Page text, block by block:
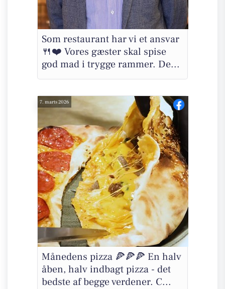
Som restaurant har vi et ansvar
🍴❤️ Vores gæster skal spise
god mad i trygge rammer. De...
7. marts 2026
Månedens pizza 🍕🍕🍕 En halv
åben, halv indbagt pizza - det
bedste af begge verdener. C...